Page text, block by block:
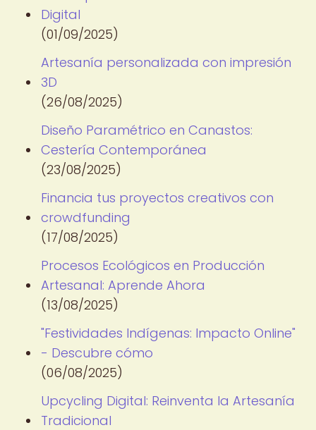
Digital
(01/09/2025)
Artesanía personalizada con impresión
3D
(26/08/2025)
Diseño Paramétrico en Canastos:
Cestería Contemporánea
(23/08/2025)
Financia tus proyectos creativos con
crowdfunding
(17/08/2025)
Procesos Ecológicos en Producción
Artesanal: Aprende Ahora
(13/08/2025)
"Festividades Indígenas: Impacto Online"
- Descubre cómo
(06/08/2025)
Upcycling Digital: Reinventa la Artesanía
Tradicional